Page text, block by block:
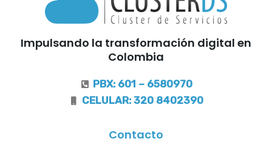
Impulsando la transformación digital en
Colombia
PBX: 601 – 6580970
CELULAR: 320 8402390
Contacto